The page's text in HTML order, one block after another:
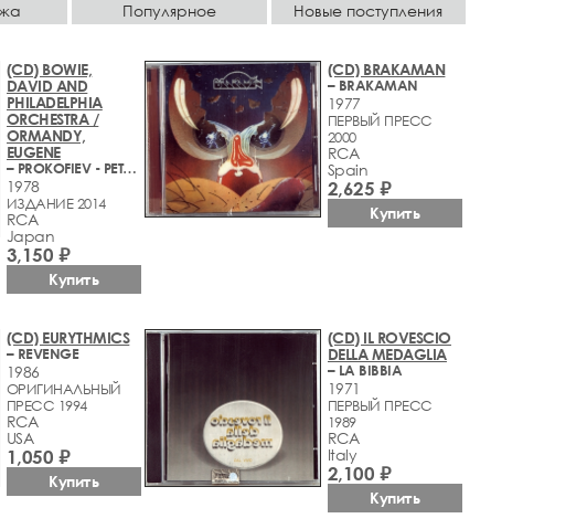
Популярное Новые поступления
(CD) BOWIE,
DAVID AND
PHILADELPHIA
ORCHESTRA /
ORMANDY,
EUGENE
– PROKOFIEV - PETER AND THE WOLF
1978
ИЗДАНИЕ 2014
RCA
Japan
3,150 ₽
Купить
(CD) BRAKAMAN
– BRAKAMAN
1977
ПЕРВЫЙ ПРЕСС
2000
RCA
Spain
2,625 ₽
Купить
(CD) EURYTHMICS
– REVENGE
1986
ОРИГИНАЛЬНЫЙ
ПРЕСС 1994
RCA
USA
1,050 ₽
Купить
(CD) IL ROVESCIO
DELLA MEDAGLIA
– LA BIBBIA
1971
ПЕРВЫЙ ПРЕСС
1989
RCA
Italy
2,100 ₽
Купить